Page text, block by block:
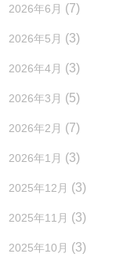
2026年6月 (7)
2026年5月 (3)
2026年4月 (3)
2026年3月 (5)
2026年2月 (7)
2026年1月 (3)
2025年12月 (3)
2025年11月 (3)
2025年10月 (3)